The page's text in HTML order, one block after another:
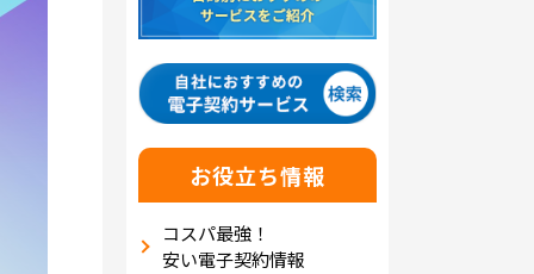
お役立ち情報
コスパ最強！
安い電子契約情報